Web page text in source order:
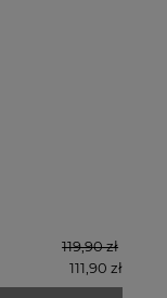
119,90 zł
111,90 zł